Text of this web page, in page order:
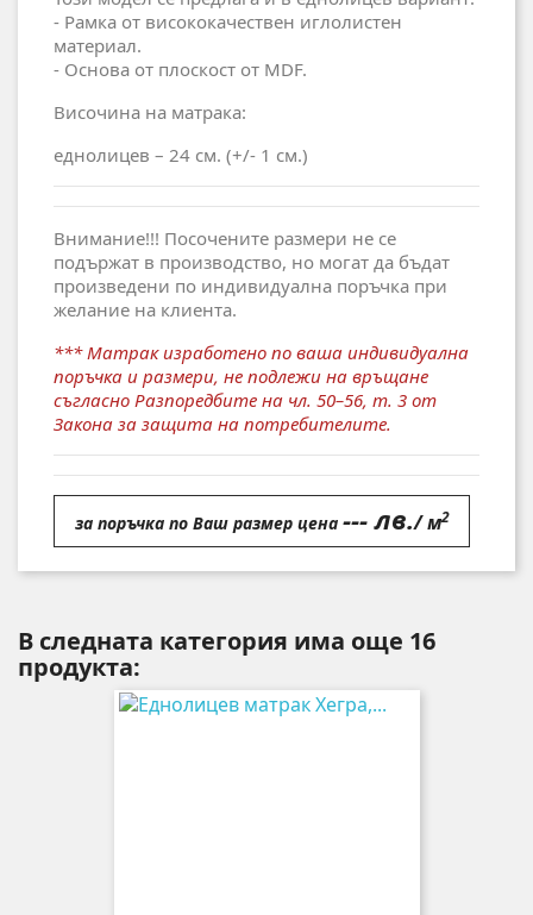
- Рамка от висококачествен иглолистен
материал.
- Основа от плоскост от MDF.
Височина на матрака:
еднолицев – 24 см. (+/- 1 см.)
Внимание!!! Посочените размери не се
подържат в производство, но могат да бъдат
произведени по индивидуална поръчка при
желание на клиента.
*** Матрак изработено по ваша индивидуална
поръчка и размери, не подлежи на връщане
съгласно Разпоредбите на чл. 50–56, т. 3 от
Закона за защита на потребителите.
за поръчка по Ваш размер цена --- лв./ м2
В следната категория има още 16
продукта: